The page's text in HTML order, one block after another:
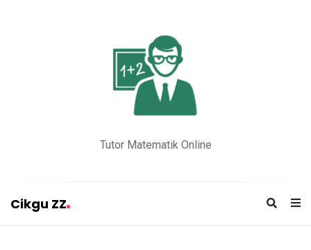
Tutor Matematik Online
Cikgu ZZ